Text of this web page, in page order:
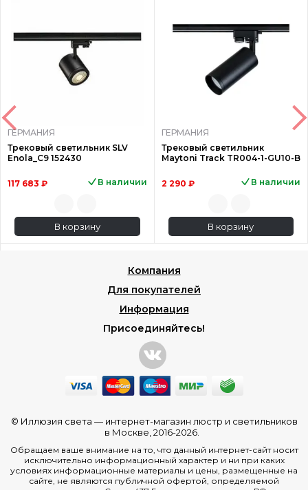
ГЕРМАНИЯ
Трековый светильник SLV
Enola_C9 152430
117 683 ₽ В наличии
В корзину
ГЕРМАНИЯ
Трековый светильник
Maytoni Track TR004-1-GU10-B
2 290 ₽ В наличии
В корзину
Компания
Для покупателей
Информация
Присоединяйтесь!
© Иллюзия света — интернет-магазин люстр и светильников
в Москве , 2016-2026.
Обращаем ваше внимание на то, что данный интернет-сайт носит
исключительно информационный характер и ни при каких
условиях информационные материалы и цены, размещенные на
сайте, не являются публичной офертой, определяемой